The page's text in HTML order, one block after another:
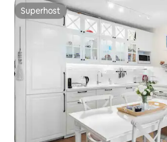
Superhost
Superhost